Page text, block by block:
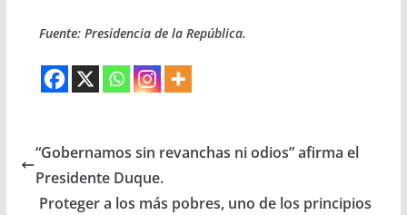
Fuente: Presidencia de la República.
“Gobernamos sin revanchas ni odios” afirma el
Presidente Duque.
Proteger a los más pobres, uno de los principios